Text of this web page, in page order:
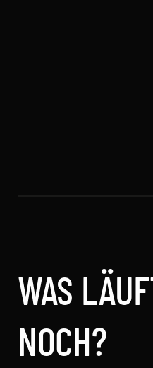
WAS
NOCH?